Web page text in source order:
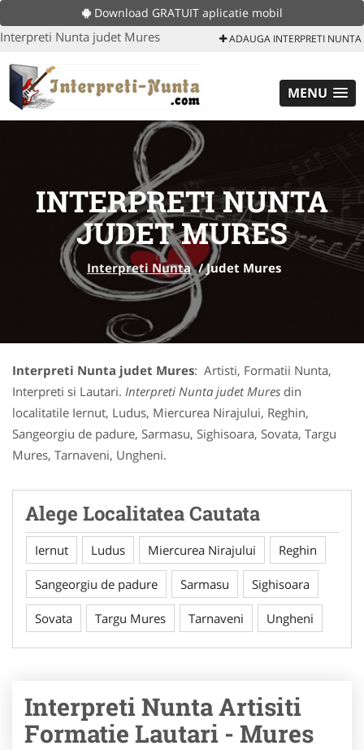
Download GRATUIT aplicatie mobil
Interpreti Nunta judet Mures ADAUGA INTERPRETI NUNTA
MENU
INTERPRETI NUNTA
JUDET MURES
Interpreti Nunta /Judet Mures
Interpreti Nunta judet Mures: Artisti, Formatii Nunta,
Interpreti si Lautari. Interpreti Nunta judet Mures din
localitatile Iernut, Ludus, Miercurea Nirajului, Reghin,
Sangeorgiu de padure, Sarmasu, Sighisoara, Sovata, Targu
Mures, Tarnaveni, Ungheni.
Alege Localitatea Cautata
Iernut Ludus Miercurea Nirajului Reghin
Sangeorgiu de padure Sarmasu Sighisoara
Sovata Targu Mures Tarnaveni Ungheni
Interpreti Nunta Artisiti
Formatie Lautari - Mures